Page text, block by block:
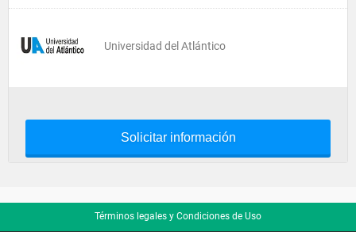
Universidad del Atlántico
Solicitar información
Términos legales y Condiciones de Uso